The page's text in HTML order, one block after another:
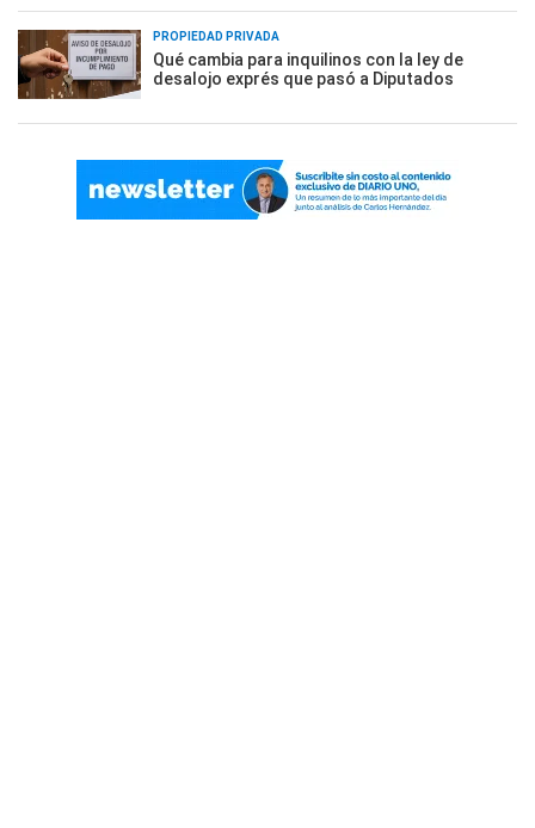
PROPIEDAD PRIVADA
Qué cambia para inquilinos con la ley de
desalojo exprés que pasó a Diputados